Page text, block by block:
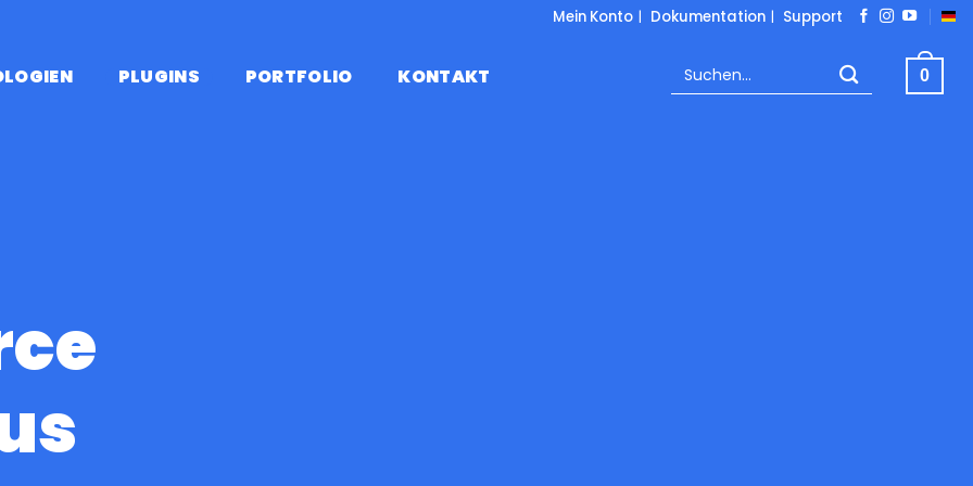
Mein Konto| Dokumentation| Support
PLUGINS PORTFOLIO KONTAKT
Suchen
nach:
0